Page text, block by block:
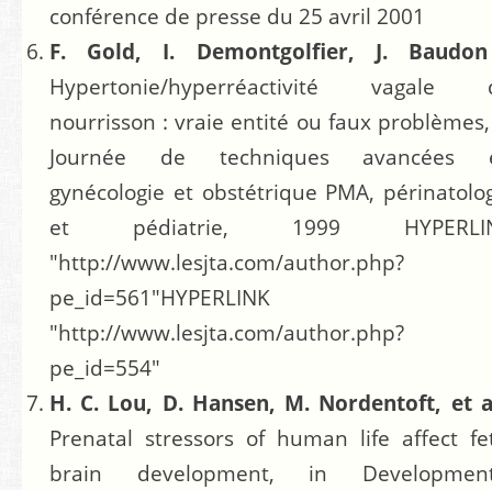
conférence de presse du 25 avril 2001
F. Gold, I. Demontgolfier, J.
Hypertonie/hyperréactivité vagale
nourrisson : vraie entité ou faux
Journée de techniques avancées
gynécologie et obstétrique PMA,
et pédiatrie, 1999
"http://www.lesjta.com/author.php?
pe_id=561"HYPERLINK
"http://www.lesjta.com/author.php?
pe_id=554"
H. C. Lou, D. Hansen, M. Nordentoft, et
Prenatal stressors of human life affect
brain development, in